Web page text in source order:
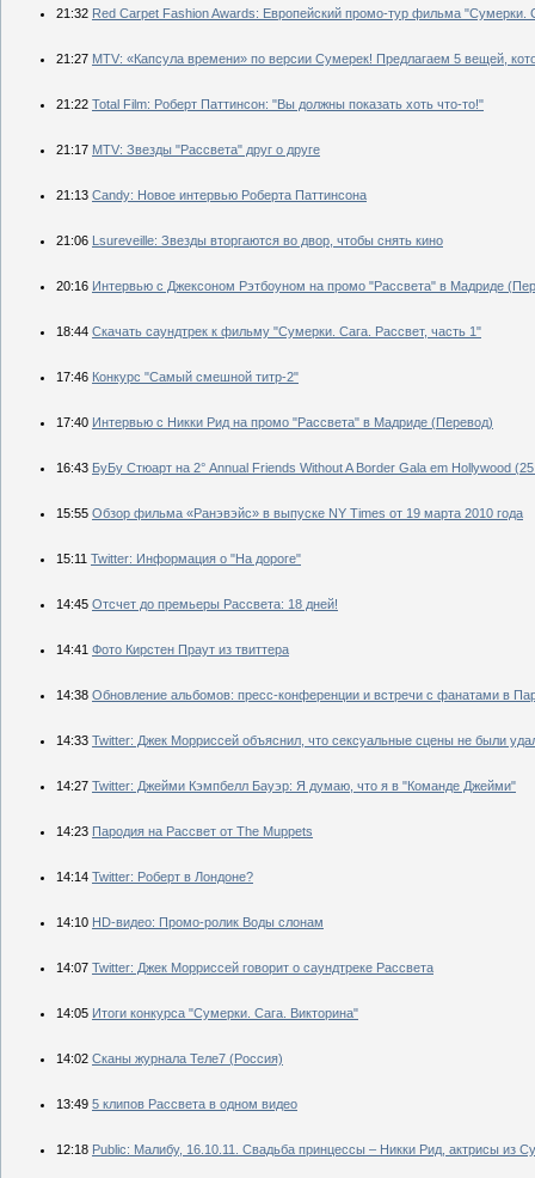
21:32 Red Carpet Fashion Awards: Европейский промо-тур фильма "Сумерки.
21:27 MTV: «Капсула времени» по версии Сумерек! Предлагаем 5 вещей,
21:22 Total Film: Роберт Паттинсон: "Вы должны показать хоть что-то!"
21:17 MTV: Звезды "Рассвета" друг о друге
21:13 Candy: Новое интервью Роберта Паттинсона
21:06 Lsureveille: Звезды вторгаются во двор, чтобы снять кино
20:16 Интервью с Джексоном Рэтбоуном на промо "Рассвета" в Мадриде
18:44 Скачать саундтрек к фильму "Сумерки. Сага. Рассвет, часть 1"
17:46 Конкурс "Самый смешной титр-2"
17:40 Интервью с Никки Рид на промо "Рассвета" в Мадриде (Перевод)
16:43 БуБу Стюарт на 2° Annual Friends Without A Border Gala em Hollywood
15:55 Обзор фильма «Ранэвэйс» в выпуске NY Times от 19 марта 2010 года
15:11 Twitter: Информация о "На дороге"
14:45 Отсчет до премьеры Рассвета: 18 дней!
14:41 Фото Кирстен Праут из твиттера
14:38 Обновление альбомов: пресс-конференции и встречи с фанатами в
14:33 Twitter: Джек Морриссей объяснил, что сексуальные сцены не были
14:27 Twitter: Джейми Кэмпбелл Бауэр: Я думаю, что я в "Команде Джейми"
14:23 Пародия на Рассвет от The Muppets
14:14 Twitter: Роберт в Лондоне?
14:10 HD-видео: Промо-ролик Воды слонам
14:07 Twitter: Джек Морриссей говорит о саундтреке Рассвета
14:05 Итоги конкурса "Сумерки. Сага. Викторина"
14:02 Сканы журнала Теле7 (Россия)
13:49 5 клипов Рассвета в одном видео
12:18 Public: Малибу, 16.10.11. Свадьба принцессы – Никки Рид, актрисы из